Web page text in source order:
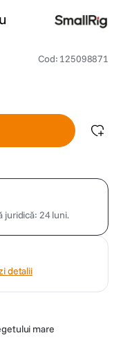
Cod: 125098871
juridică: 24 luni.
detalii
mare